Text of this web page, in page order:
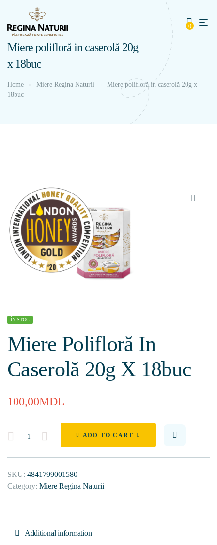
0
Miere polifloră in caserolă 20g
х 18buc
Home Miere Regina Naturii
Miere polifloră in caserolă 20g х
18buc
ÎN STOC
Miere Polifloră In
Caserolă 20g Х 18buc
100,00MDL
Quantity ADD TO CART
SKU: 4841799001580
Category: Miere Regina Naturii
Additional information